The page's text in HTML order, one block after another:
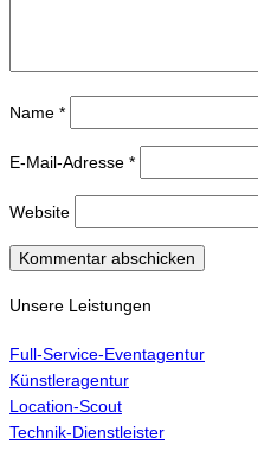
Name *
E-Mail-Adresse *
Website
Unsere Leistungen
Full-Service-Eventagentur
Künstleragentur
Location-Scout
Technik-Dienstleister